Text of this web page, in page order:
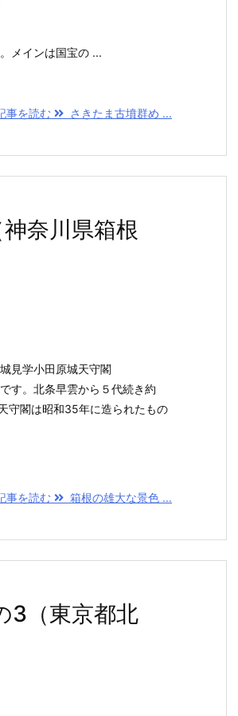
メインは国宝の ...
事を読む さきたま古墳群め ...
奈川県箱根
見学小田原城天守閣
す。北条早雲から５代続き約
守閣は昭和35年に造られたもの
事を読む 箱根の雄大な景色 ...
3（東京都北